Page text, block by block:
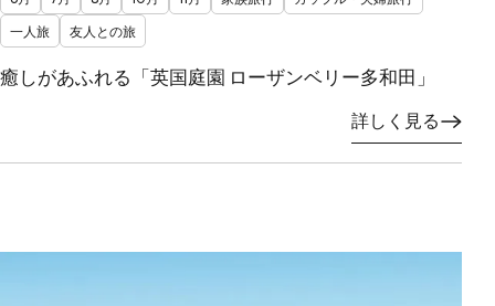
一人旅
友人との旅
癒しがあふれる「英国庭園 ローザンベリー多和田」
詳しく見る